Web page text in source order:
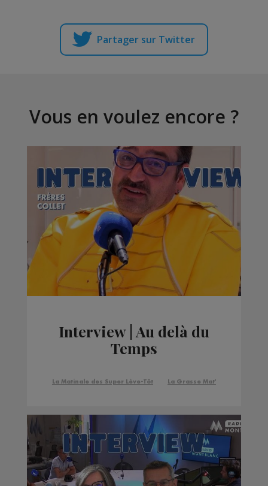
Partager sur Twitter
Vous en voulez encore ?
Interview | Au delà du
Temps
La Matinale des Super Lève-Tôt La Grasse Mat'